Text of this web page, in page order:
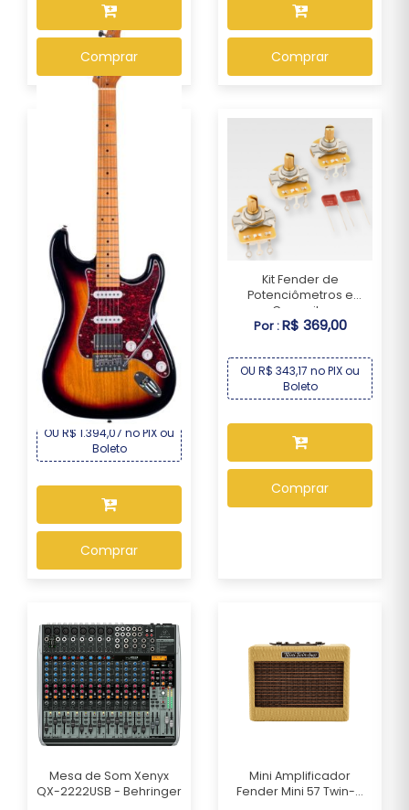
Comprar Comprar
Guitarra Seizi Fun
Vintage Budokan – S...
Por : R$ 1.499,00
OU R$ 1.394,07 no PIX ou
Boleto
Comprar
Kit Fender de
Potenciômetros e
Capacit...
Por :R$ 369,00
OU R$ 343,17 no PIX ou
Boleto
Comprar
Mesa de Som Xenyx
QX-2222USB - Behringer
Mini Amplificador
Fender Mini 57 Twin-...